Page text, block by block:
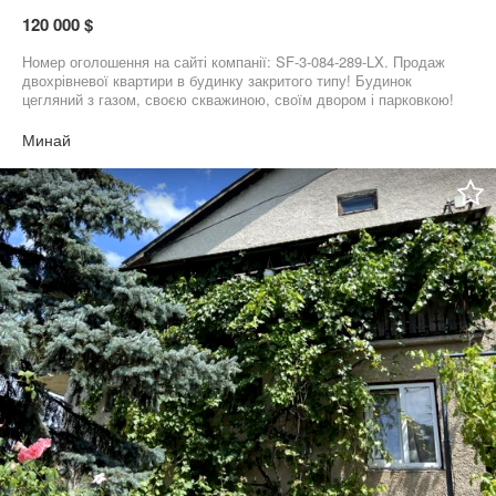
120 000 $
Номер оголошення на сайті компанії: SF-3-084-289-LX. Продаж
двохрівневої квартири в будинку закритого типу! Будинок
цегляний з газом, своєю скважиною, своїм двором і парковкою!
двома санвузлами, облаштована меблями і технікою! До Нового
Минай